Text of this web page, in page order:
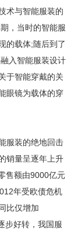
术与智能服装的
，当时的智能服
的载体;随后到了
入智能服装设计
于智能穿戴的关
眼镜为载体的穿
服装的绝地回击
销量呈逐年上升
售额由9000亿元
年受欧债危机
比仅增加
步好转，我国服